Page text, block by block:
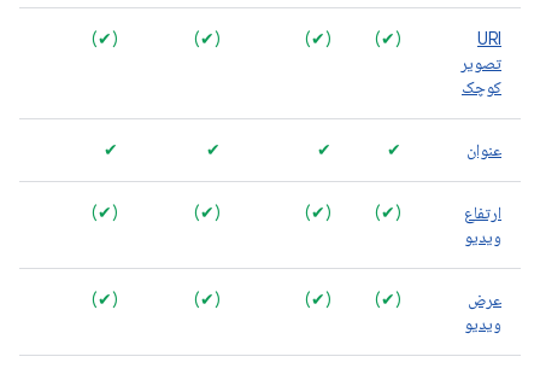
URI
تصویر
کوچک
(✔)
(✔)
(✔)
(✔)
عنوان ✔
✔
✔
✔
ارتفاع
ویدیو
(✔)
(✔)
(✔)
(✔)
عرض
ویدیو
(✔)
(✔)
(✔)
(✔)